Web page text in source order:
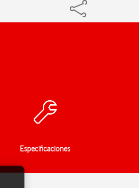
Especificaciones